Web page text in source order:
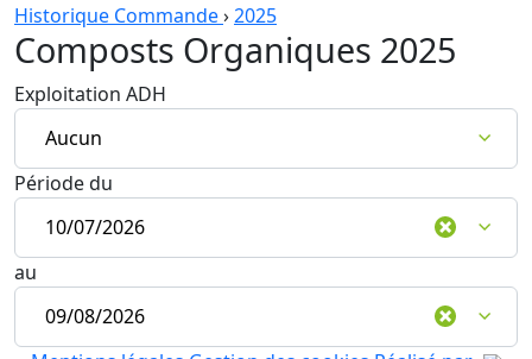
Historique Commande›2025
Composts Organiques 2025
Exploitation ADH
Période du
au